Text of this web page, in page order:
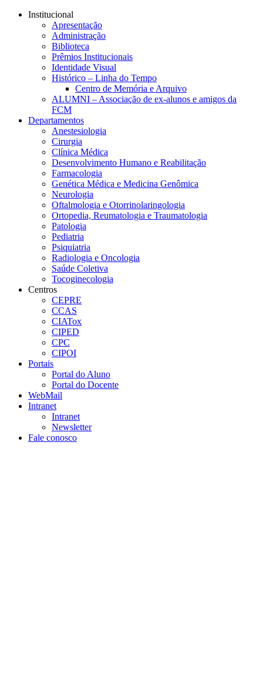
Conteúdo principal
Institucional
Apresentação
Administração
Biblioteca
Prêmios Institucionais
Identidade Visual
Histórico – Linha do Tempo
Centro de Memória e Arquivo
ALUMNI – Associação de ex-alunos e amigos da
FCM
Departamentos
Anestesiologia
Cirurgia
Clínica Médica
Desenvolvimento Humano e Reabilitação
Farmacologia
Genética Médica e Medicina Genômica
Neurologia
Oftalmologia e Otorrinolaringologia
Ortopedia, Reumatologia e Traumatologia
Patologia
Pediatria
Psiquiatria
Radiologia e Oncologia
Saúde Coletiva
Tocoginecologia
Centros
CEPRE
CCAS
CIATox
CIPED
CPC
CIPOI
Portais
Portal do Aluno
Portal do Docente
WebMail
Intranet
Intranet
Newsletter
Fale conosco